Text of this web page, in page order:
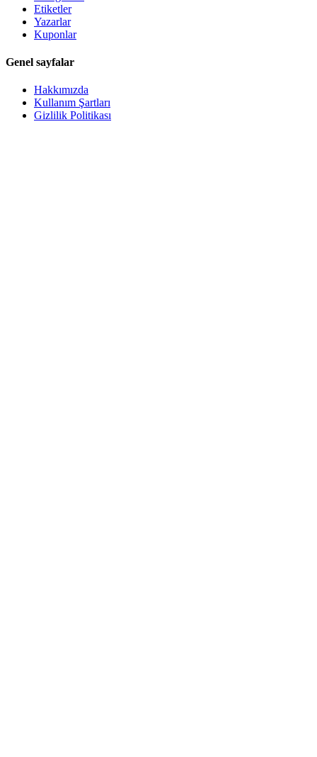
Etiketler
Yazarlar
Kuponlar
Genel sayfalar
Hakkımızda
Kullanım Şartları
Gizlilik Politikası